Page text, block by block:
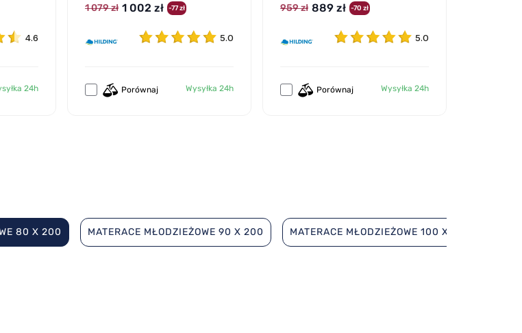
4.6
24h
1 079 zł 1 002 zł -77 zł
5.0
Porównaj Wysyłka 24h
959 zł 889 zł -70 zł
5.0
Porównaj Wysyłka 24h
80 X 200 MATERACE MŁODZIEŻOWE 90 X 200 MATERACE MŁODZIEŻOWE 100 X 200